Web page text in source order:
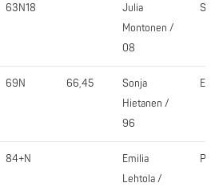
63N18
Julia
Montonen /
08
SaJy
69N 66,45
Sonja
Hietanen /
96
EV
84+N
Emilia
Lehtola /
PyY